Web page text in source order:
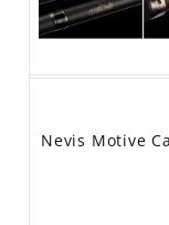
Nevis Motive